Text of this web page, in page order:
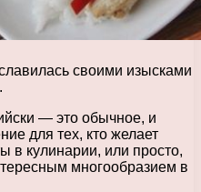
своими изысками
— это обычное, и
для тех, кто желает
в кулинарии, или просто,
многообразием в